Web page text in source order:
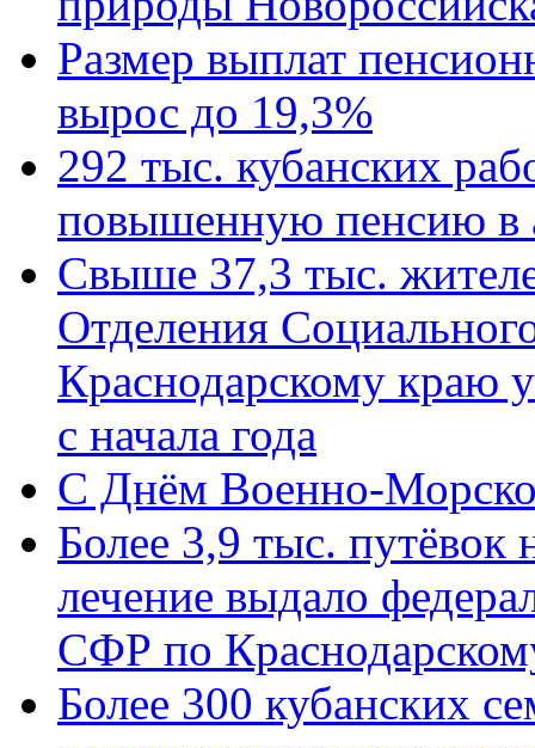
Размер выплат
вырос до 19,3%
292 тыс. кубанских
повышенную пенсию в
Свыше 37,3 тыс.
Отделения
Краснодарскому краю
с начала года
C Днём Военно-
Более 3,9 тыс. путёвок
лечение выдало
СФР по
Более 300 кубанских